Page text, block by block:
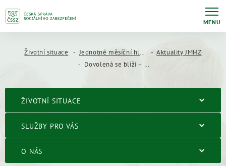
MENU
Životní situace Jednotné měsíční hlášení zaměstnavatele (JMHZ)
Aktuality JMHZ
Dovolená se blíží – nezapomeňte nastavit zmocnění
ŽIVOTNÍ SITUACE
SLUŽBY PRO VÁS
O NÁS